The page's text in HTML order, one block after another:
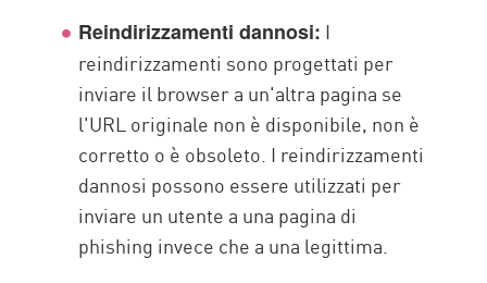
Reindirizzamenti dannosi: I
reindirizzamenti sono progettati per
inviare il browser a un'altra pagina se
l'URL originale non è disponibile, non è
corretto o è obsoleto. I reindirizzamenti
dannosi possono essere utilizzati per
inviare un utente a una pagina di
phishing invece che a una legittima.